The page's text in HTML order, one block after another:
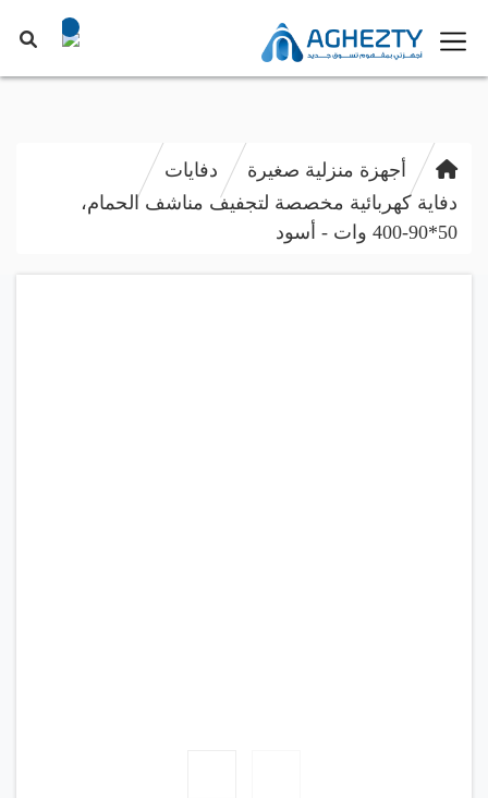
أجهزة منزلية صغيرة
دفايات
دفاية كهربائية مخصصة لتجفيف مناشف الحمام،
50*90-400 وات - أسود